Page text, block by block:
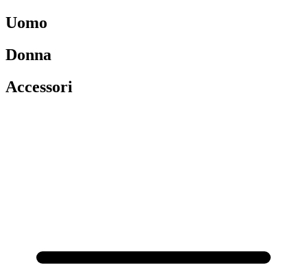
Uomo
Donna
Accessori